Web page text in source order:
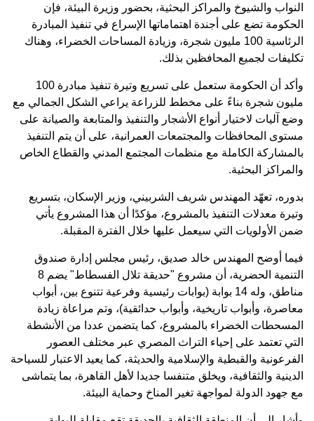
النواب والشيوخ والمراكز البحثية، بحضور وزيرة البيئة، فإن
الحكومة تضع على أجندة اهتماماتها الإسراع في تنفيذ المبادرة
الرئاسية 100 مليون شجرة، وزيادة المساحات الخضراء، وهناك
تكليفات لجميع المحافظين بذلك.
وأكد أن الحكومة ستعمل على تسريع وتيرة تنفيذ مبادرة 100
مليون شجرة بناءً على مخطط للزراعة يراعي الشكل الجمالي مع
وضع آليات لاختيار أنواع الأشجار والتنفيذ والمتابعة والصيانة على
مستوى المحافظات والمجتمعات العمرانية، على أن يتم التنفيذ
بالمشاركة الكاملة مع منظمات المجتمع المدني والقطاع الخاص
والمراكز البحثية.
بدوره، تعهّد المهندس شريف الشربيني، وزير الإسكان، بتسريع
وتيرة معدلات التنفيذ بالمشروع، مؤكدًا أن هذا المشروع يأتي
ضمن الأولويات التي سيعمل عليها خلال الفترة المقبلة.
فيما أوضح المهندس خالد صديق، رئيس مجلس إدارة صندوق
التنمية الحضرية، أن مشروع "حديقة تلال الفسطاط" يضم 8
مناطق، وله 14 بوابة (بوابات رئيسية وفرعية تتنوع بين، أبواب
معاصرة، وأبواب تاريخية، وأبواب حدائقية)، وتم مراعاة زيادة
المسحطات الخضراء بالمشروع، كما يتضمن عددا من الأنشطة
التي تعتمد على إحياء التراث المصري عبر مختلف العصور
الفرعونية والقبطية والإسلامية والحديثة، كما يعيد الاعتبار للسياحة
الدينية والثقافية، ويخلق متنفسا جديدا لأهل القاهرة، بما يتماشى
مع جهود الدولة لمواجهة تغير المناخ وحماية البيئة.